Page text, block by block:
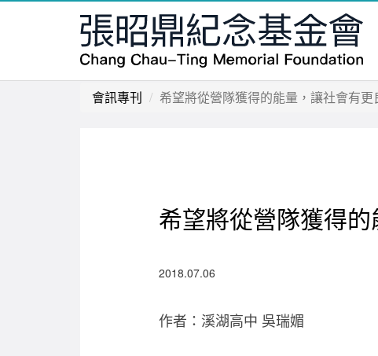
會訊專刊 希望將從營隊獲得的能量，讓社會有更
希望將從營隊獲得
2018.07.06
作者：溪湖高中 吳瑞媚